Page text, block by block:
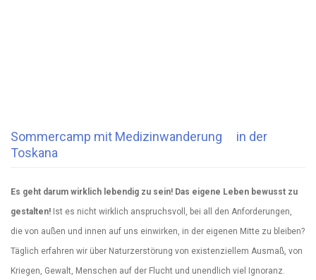
Sommercamp mit Medizinwanderung in der
Toskana
Es geht darum wirklich lebendig zu sein! Das eigene Leben bewusst zu
gestalten! Ist es nicht wirklich anspruchsvoll, bei all den Anforderungen,
die von außen und innen auf uns einwirken, in der eigenen Mitte zu bleiben?
Täglich erfahren wir über Naturzerstörung von existenziellem Ausmaß, von
Kriegen, Gewalt, Menschen auf der Flucht und unendlich viel Ignoranz.